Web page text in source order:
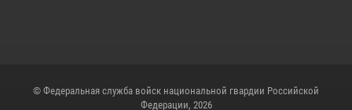
© Федеральная служба войск национальной гвардии Российской
Федерации, 2026